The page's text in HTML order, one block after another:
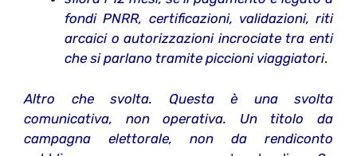
fondi PNRR, certificazioni, validazioni, riti
arcaici o autorizzazioni incrociate tra enti
che si parlano tramite piccioni viaggiatori.
Altro che svolta. Questa è una svolta
comunicativa, non operativa. Un titolo da
campagna elettorale, non da rendiconto